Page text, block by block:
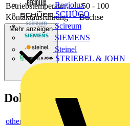
Regiolux
SCHÜCO
Scireum
SIEMENS
Steinel
STRIEBEL & JOHN
Betriebstemperatur
-50 - 100
Kontaktausführung
Buchse
Mehr anzeigen
Dokumente
others